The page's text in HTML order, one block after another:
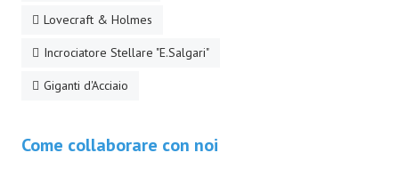
Associazione
Lovecraft & Holmes
Incrociatore Stellare "E.Salgari"
Giganti d'Acciaio
Come collaborare con noi